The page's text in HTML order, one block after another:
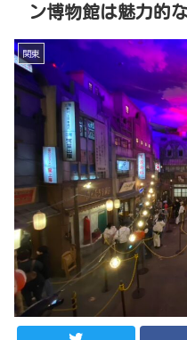
ン博物館は魅力的
関東